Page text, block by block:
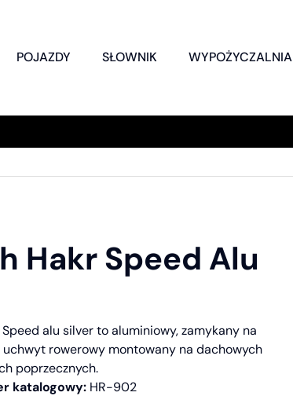
POJAZDY SŁOWNIK WYPOŻYCZALNIA
Hakr Speed Alu
Speed alu silver to aluminiowy, zamykany na
uchwyt rowerowy montowany na dachowych
poprzecznych.
katalogowy: HR-902